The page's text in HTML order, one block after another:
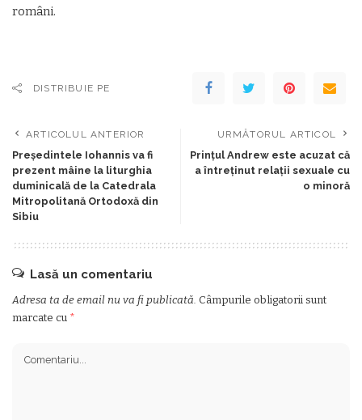
români.
DISTRIBUIE PE
ARTICOLUL ANTERIOR
Preşedintele Iohannis va fi
prezent mâine la liturghia
duminicală de la Catedrala
Mitropolitană Ortodoxă din
Sibiu
URMĂTORUL ARTICOL
Prințul Andrew este acuzat că
a întreținut relații sexuale cu
o minoră
Lasă un comentariu
Adresa ta de email nu va fi publicată. Câmpurile obligatorii sunt
marcate cu *